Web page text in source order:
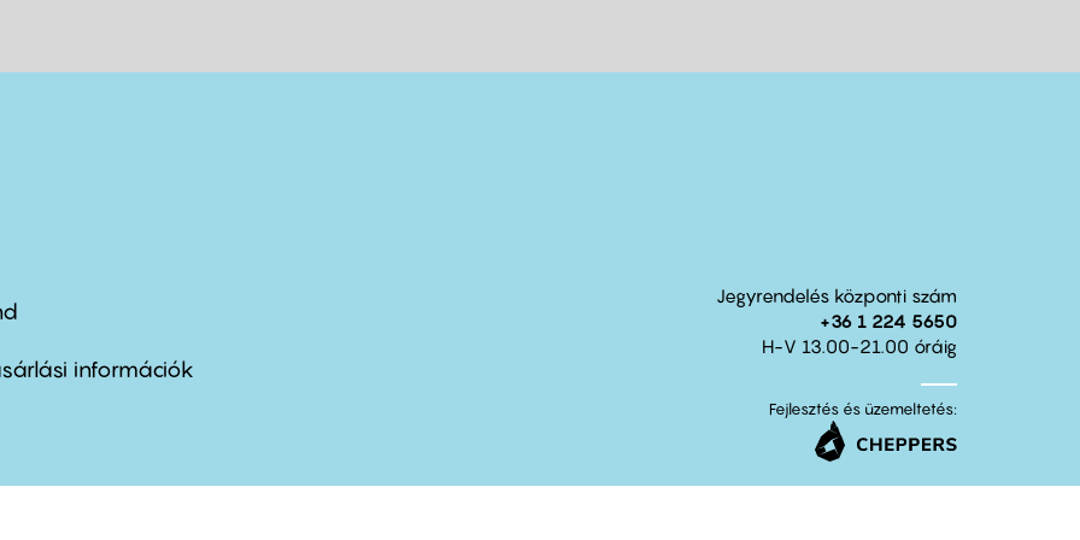
információk
Jegyrendelés központi szám
+36 1 224 5650
H-V 13.00-21.00 óráig
Fejlesztés és üzemeltetés: